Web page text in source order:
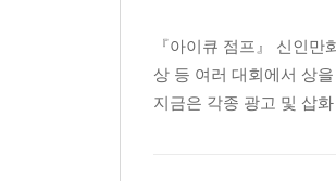
『아이큐 점프』 신인
상 등 여러 대회에서 상
지금은 각종 광고 및 삽